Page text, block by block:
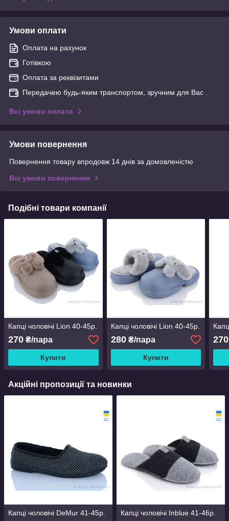
Умови оплати
Оплата на рахунок
Готівкою
Оплата за реквізитами
Передачею будь-яким транспортом, зручним для Вас .
Всі умови оплати
Умови повернення
Повернення товару впродовж 14 днів за домовленістю
Всі умови повернення
Подібні товари компанії
Капці чоловічі Lion 40-45р.
270 ₴/пара
Купити
Капці чоловічі Lion 40-45р.
280₴/пара
Купити
270
Акційні пропозиції та новинки
Капці чоловічі DeMur 41-45р.
Капці чоловічі Inblue 41-46р.